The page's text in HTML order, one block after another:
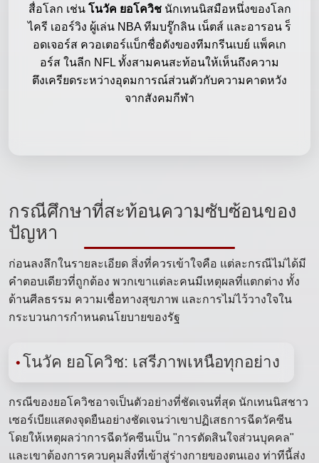
สื่อโลก เช่น โนวัค ยอโควิชนักเทนนิสมือหนึ่งของโลก
ไครี เออร์วิง ผู้เล่น NBA ทีมบรู๊กลิน เน็ตส์ และอารอน ร็
อดเจอร์ส ควอเตอร์แบ็กชื่อดังของทีมกรีนเบย์ แพ็คเก
อร์ส ในลีก NFL ทั้งสามคนสะท้อนให้เห็นถึงความ
ตึงเครียดระหว่างอุดมการณ์ส่วนตัวกับความคาดหวัง
จากสังคมกีฬา
กรณีศึกษาที่สะท้อนความซับซ้อนของ
ปัญหา
ก่อนลงลึกในรายละเอียด สิ่งที่ควรเข้าใจคือ แต่ละกรณีไม่ได้มี
คำตอบเดียวที่ถูกต้อง พวกเขาแต่ละคนมีเหตุผลที่แตกต่าง ทั้ง
ด้านศีลธรรม ความเชื่อทางสุขภาพ และการไม่ไว้วางใจใน
กระบวนการกำหนดนโยบายของรัฐ
โนวัค ยอโควิช: เสรีภาพเหนือทุกอย่าง
กรณีของยอโควิชอาจเป็นตัวอย่างที่ชัดเจนที่สุด นักเทนนิสชาว
เซอร์เบียแสดงจุดยืนอย่างชัดเจนว่าเขาปฏิเสธการฉีดวัคซีน
โดยให้เหตุผลว่าการฉีดวัคซีนเป็น "การตัดสินใจส่วนบุคคล"
และเขาต้องการควบคุมสิ่งที่เข้าสู่ร่างกายของตนเอง ท่าทีนี้ส่ง